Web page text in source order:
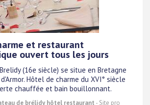
et restaurant
ouvert tous les jours
(16e siècle) se situe en Bretagne
Hôtel de charme du XVI° siècle
chauffée et bain bouillonnant.
de brélidy hôtel restaurant - Site pro